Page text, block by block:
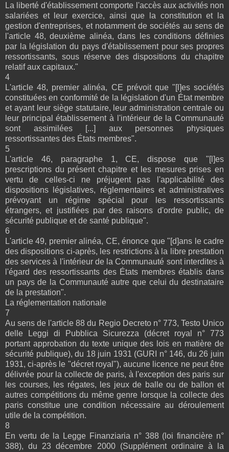
La liberté d'établissement comporte l'accès aux activités non
salariées et leur exercice, ainsi que la constitution et la
gestion d'entreprises, et notamment de sociétés au sens de
l'article 48, deuxième alinéa, dans les conditions définies
par la législation du pays d'établissement pour ses propres
ressortissants, sous réserve des dispositions du chapitre
relatif aux capitaux."
4
L'article 48, premier alinéa, CE prévoit que "[l]es sociétés
constituées en conformité de la législation d'un État membre
et ayant leur siège statutaire, leur administration centrale ou
leur principal établissement à l'intérieur de la Communauté
sont assimilées [...] aux personnes physiques
ressortissantes des États membres".
5
L'article 46, paragraphe 1, CE, dispose que "[l]es
prescriptions du présent chapitre et les mesures prises en
vertu de celles-ci ne préjugent pas l'applicabilité des
dispositions législatives, réglementaires et administratives
prévoyant un régime spécial pour les ressortissants
étrangers, et justifiées par des raisons d'ordre public, de
sécurité publique et de santé publique".
6
L'article 49, premier alinéa, CE, énonce que "[d]ans le cadre
des dispositions ci-après, les restrictions à la libre prestation
des services à l'intérieur de la Communauté sont interdites à
l'égard des ressortissants des États membres établis dans
un pays de la Communauté autre que celui du destinataire
de la prestation".
La réglementation nationale
7
Au sens de l'article 88 du Regio Decreto n° 773, Testo Unico
delle Leggi di Pubblica Sicurezza (décret royal n° 773
portant approbation du texte unique des lois en matière de
sécurité publique), du 18 juin 1931 (GURI n° 146, du 26 juin
1931, ci-après le "décret royal"), aucune licence ne peut être
délivrée pour la collecte de paris, à l'exception des paris sur
les courses, les régates, les jeux de balle ou de ballon et
autres compétitions du même genre lorsque la collecte des
paris constitue une condition nécessaire au déroulement
utile de la compétition.
8
En vertu de la Legge Finanziaria n° 388 (loi financière n°
388), du 23 décembre 2000 (Supplément ordinaire à la